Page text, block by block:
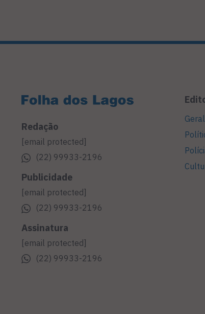
Redação
[email protected]
(22) 99933-2196
Publicidade
[email protected]
(22) 99933-2196
Assinatura
[email protected]
(22) 99933-2196
Geral